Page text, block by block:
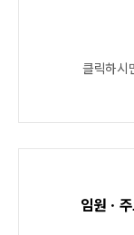
클릭하시
임원ㆍ